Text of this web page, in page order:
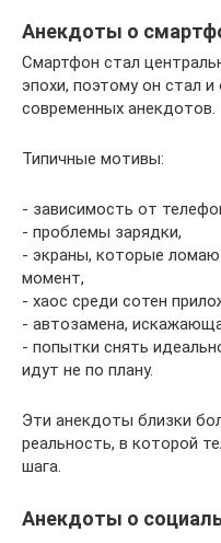
Анекдоты о
Смартфон стал
эпохи, поэтому он стал и
современных анекдотов.
Типичные мотивы:
- зависимость от
- проблемы зарядки,
- экраны, которые
момент,
- хаос среди сотен
- автозамена,
- попытки снять
идут не по плану.
Эти анекдоты близки
реальность, в которой
шага.
Анекдоты о